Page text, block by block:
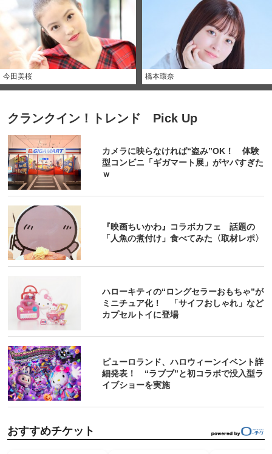
今田美桜 橋本環奈
クランクイン！トレンド Pick Up
カメラに映らなければ“盗み”OK！ 体験
型コンビニ「ギガマート展」がヤバすぎた
ｗ
『映画ちいかわ』コラボカフェ 話題の
「人魚の煮付け」食べてみた〈取材レポ〉
ハローキティの“ロングセラーおもちゃ”が
ミニチュア化！ 「サイフおしゃれ」など
カプセルトイに登場
ピューロランド、ハロウィーンイベント詳
細発表！ “ラブブ”と初コラボで没入型ラ
イブショーを実施
おすすめチケット